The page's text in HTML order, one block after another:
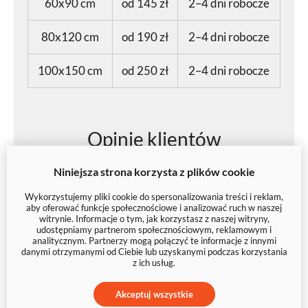
60x90 cm od 145 zł 2–4 dni robocze
80x120 cm od 190 zł 2–4 dni robocze
100x150 cm od 250 zł 2–4 dni robocze
Opinie klientów
Klaudia
"Jestem bardzo zadowolona z
otrzymanego efektu. Kolory jak i
sam obraz wyglądają przepięknie!
W środę w nocy zamówiłam obraz
a już dziś mam go u siebie. Dziekuje
Niniejsza strona korzysta z plików cookie
Wykorzystujemy pliki cookie do spersonalizowania treści i reklam,
aby oferować funkcje społecznościowe i analizować ruch w naszej
witrynie. Informacje o tym, jak korzystasz z naszej witryny,
udostępniamy partnerom społecznościowym, reklamowym i
analitycznym. Partnerzy mogą połączyć te informacje z innymi
danymi otrzymanymi od Ciebie lub uzyskanymi podczas korzystania
z ich usług.
Akceptuj wszystkie